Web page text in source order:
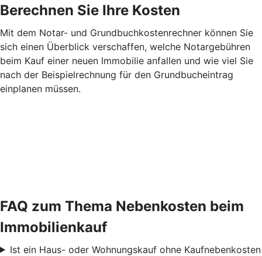
Berechnen Sie Ihre Kosten
Mit dem Notar- und Grundbuchkostenrechner können Sie
sich einen Überblick verschaffen, welche Notargebühren
beim Kauf einer neuen Immobilie anfallen und wie viel Sie
nach der Beispielrechnung für den Grundbucheintrag
einplanen müssen.
FAQ zum Thema Nebenkosten beim
Immobilienkauf
Ist ein Haus- oder Wohnungskauf ohne Kaufnebenkosten